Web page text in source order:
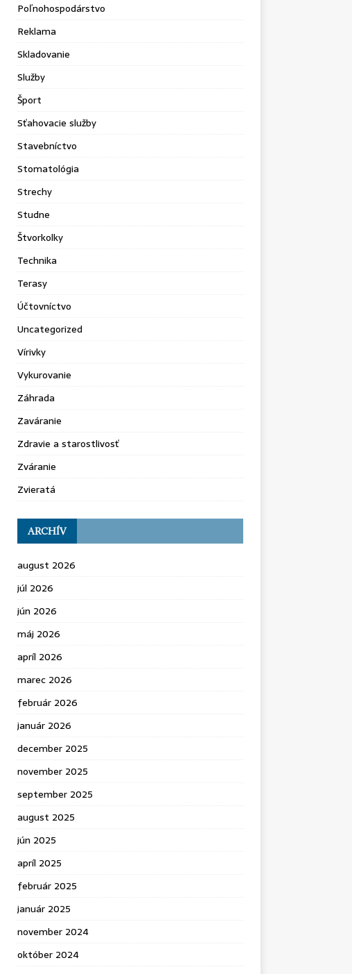
Poľnohospodárstvo
Reklama
Skladovanie
Služby
Šport
Sťahovacie služby
Stavebníctvo
Stomatológia
Strechy
Studne
Štvorkolky
Technika
Terasy
Účtovníctvo
Uncategorized
Vírivky
Vykurovanie
Záhrada
Zaváranie
Zdravie a starostlivosť
Zváranie
Zvieratá
ARCHÍV
august 2026
júl 2026
jún 2026
máj 2026
apríl 2026
marec 2026
február 2026
január 2026
december 2025
november 2025
september 2025
august 2025
jún 2025
apríl 2025
február 2025
január 2025
november 2024
október 2024